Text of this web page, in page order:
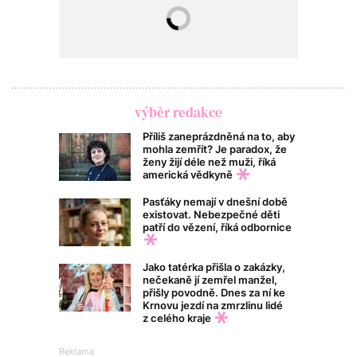
výběr redakce
Příliš zaneprázdněná na to, aby
mohla zemřít? Je paradox, že
ženy žijí déle než muži, říká
americká vědkyně
Pasťáky nemají v dnešní době
existovat. Nebezpečné děti
patří do vězení, říká odbornice
Jako tatérka přišla o zakázky,
nečekaně jí zemřel manžel,
přišly povodně. Dnes za ní ke
Krnovu jezdí na zmrzlinu lidé
z celého kraje